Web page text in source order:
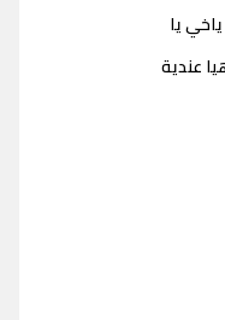
يا
عندية